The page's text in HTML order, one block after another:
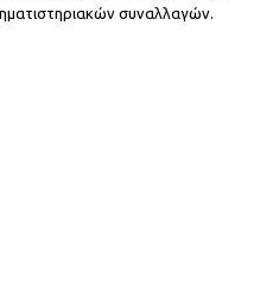
συναλλαγών.